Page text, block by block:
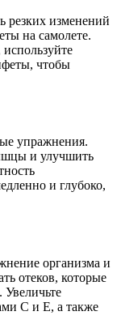
резких изменений
на самолете.
чтобы
упражнения.
и улучшить
и глубоко,
организма и
отеков, которые
C и E, а также